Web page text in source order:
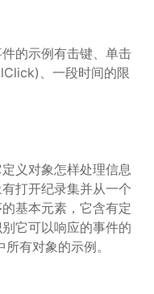
的示例有击键、单击
、一段时间的限
义对象怎样处理信息
打开纪录集并从一个
基本元素，它含有定
它可以响应的事件的
有对象的示例。